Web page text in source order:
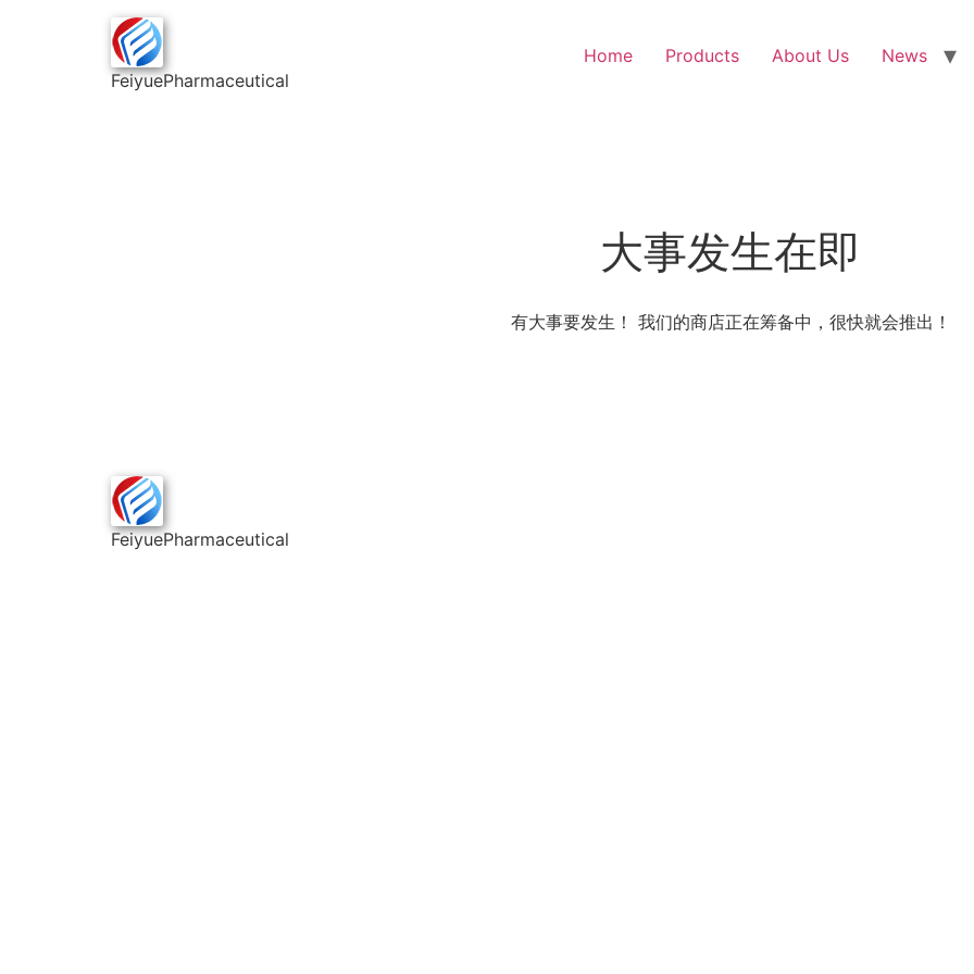
FeiyuePharmaceutical
Home Products About Us News
大事发生在即
有大事要发生！ 我们的商店正在筹备中，很快就会推出！
FeiyuePharmaceutical